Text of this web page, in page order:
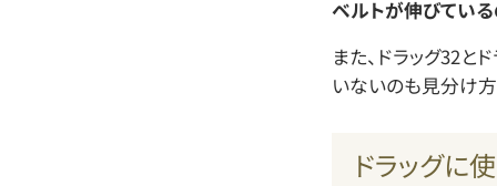
ベルトが伸びてい
また、ドラッグ32と
いないのも見分け
ドラッグに